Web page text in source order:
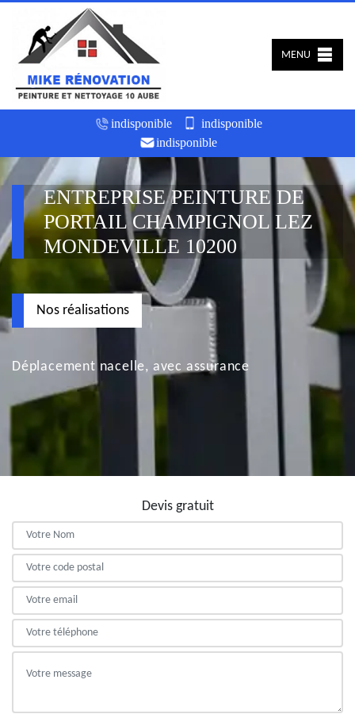
indisponible
indisponible
indisponible
MENU
ENTREPRISE PEINTURE DE
PORTAIL CHAMPIGNOL LEZ
MONDEVILLE 10200
Nos réalisations
Déplacement nacelle, avec assurance
Devis gratuit